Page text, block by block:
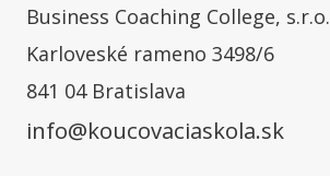
Business Coaching College, s.r.o.
Karloveské rameno 3498/6
841 04 Bratislava
info@koucovaciaskola.sk